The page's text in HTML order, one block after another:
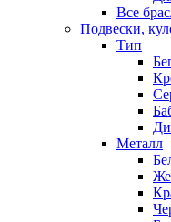
Все
Подвески,
Тип
Металл